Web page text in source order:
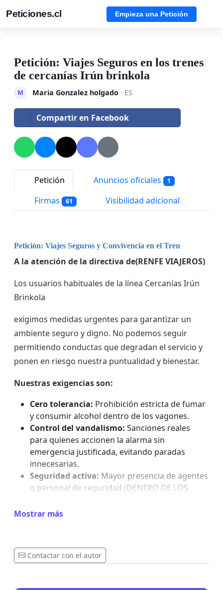
Peticiones.cl Empieza una Petición
Petición: Viajes Seguros en los trenes
de cercanías Irún brinkola
M Maria Gonzalez holgado· ES
Compartir en Facebook
Petición Anuncios oficiales 1
Firmas 61 Visibilidad adicional
Petición: Viajes Seguros y Convivencia en el Tren
A la atención de la directiva de(RENFE VIAJEROS)
​Los usuarios habituales de la línea Cercanías Irún
Brinkola
exigimos medidas urgentes para garantizar un
ambiente seguro y digno. No podemos seguir
permitiendo conductas que degradan el servicio y
ponen en riesgo nuestra puntualidad y bienestar.
Nuestras exigencias son:
Cero tolerancia: Prohibición estricta de fumar
y consumir alcohol dentro de los vagones.
Control del vandalismo: Sanciones reales
para quienes accionen la alarma sin
emergencia justificada, evitando paradas
innecesarias.
Seguridad activa: Mayor presencia de agentes
o personal de seguridad (DENTRO DE LOS
altercados y comportamientos incívicos.
tranquilo!
Mostrar más
Contactar con el autor